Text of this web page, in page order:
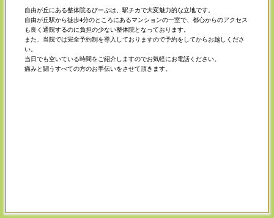
自由が丘にある整体院るびーぶは、駅チカで大変魅力的な立地です。
自由が丘駅から徒歩4分のところにあるマンションの一室で、都心からのアクセス
も良く通院するのに負担の少ない整体院となっております。
また、当院では完全予約制を導入しておりますので予約をしてからお越しくださ
い。
当日でも空いている時間をご紹介しますのでお気軽にお電話ください。
痛みと闘うすべての方のお手伝いをさせて頂きます。